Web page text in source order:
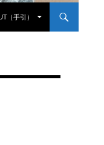
（手引）